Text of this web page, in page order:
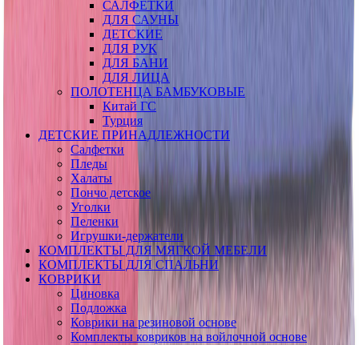
САЛФЕТКИ
ДЛЯ САУНЫ
ДЕТСКИЕ
ДЛЯ РУК
ДЛЯ БАНИ
ДЛЯ ЛИЦА
ПОЛОТЕНЦА БАМБУКОВЫЕ
Китай ГС
Турция
ДЕТСКИЕ ПРИНАДЛЕЖНОСТИ
Салфетки
Пледы
Халаты
Пончо детское
Уголки
Пеленки
Игрушки-держатели
КОМПЛЕКТЫ ДЛЯ МЯГКОЙ МЕБЕЛИ
КОМПЛЕКТЫ ДЛЯ СПАЛЬНИ
КОВРИКИ
Циновка
Подложка
Коврики на резиновой основе
Комплекты ковриков на войлочной основе